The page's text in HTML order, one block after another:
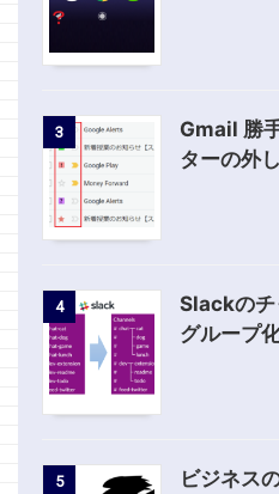
3
Gmail 勝
ターの外
4
Slackのチ
グループ
5
ビジネス